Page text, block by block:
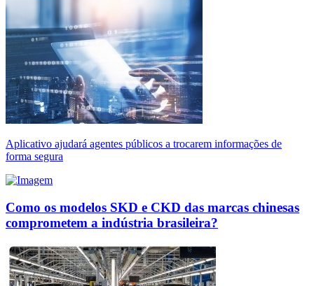
Aplicativo ajudará agentes públicos a trocarem informações de
forma segura
Como os modelos SKD e CKD das marcas chinesas
comprometem a indústria brasileira?